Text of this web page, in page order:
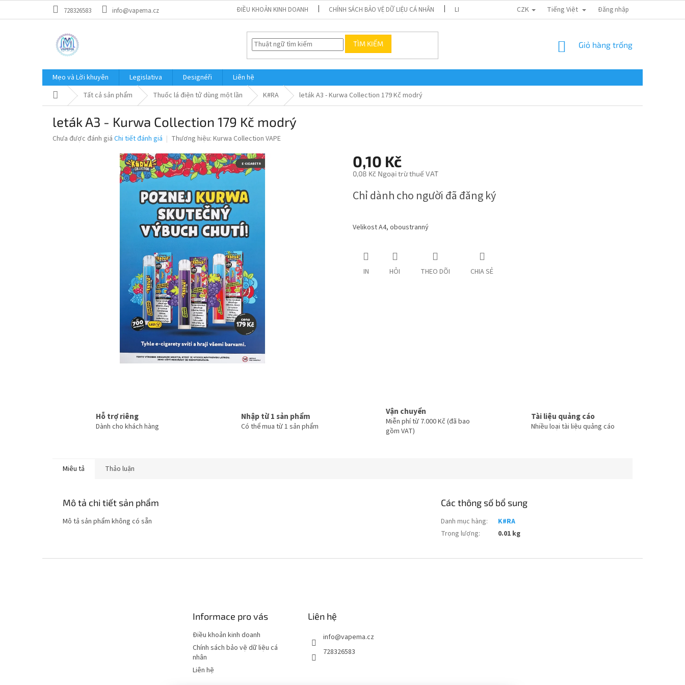
728326583 info@vapema.cz ĐIỀU KHOẢN KINH DOANH CHÍNH SÁCH BẢO VỆ DỮ LIỆU CÁ NHÂN LIÊN HỆ CZK Tiếng Việt Đăng nhập
TÌM KIẾM
GIỎ
Giỏ hàng trống
Mẹo và Lời khuyên Legislativa Designéři
Liên hệ
Trang
chủ
Tất cả sản phẩm Thuốc lá điện tử dùng một lần K#RA leták A3 - Kurwa Collection 179 Kč modrý
leták A3 - Kurwa Collection 179 Kč modrý
Đánh
Chưa được đánh giá Chi tiết đánh giá Thương hiệu: Kurwa Collection VAPE
0,10 Kč
0,08 Kč Ngoại trừ thuế VAT
đo
Chỉ dành cho người đã đăng ký
Velikost A4, oboustranný
IN HỎI THEO DÕI CHIA SẺ
Hỗ trợ riêng
Dành cho khách hàng
Nhập từ 1 sản phẩm
Có thể mua từ 1 sản phẩm
Vận chuyển
Miễn phí từ 7.000 Kč (đã bao
gồm VAT)
Tài liệu quảng cáo
Nhiều loại tài liệu quảng cáo
Miêu tả Thảo luận
Mô tả chi tiết sản phẩm
Mô tả sản phẩm không có sẵn
Các thông số bổ sung
Danh mục hàng:
K#RA
Trọng lượng: 0.01 kg
Informace pro vás
Điều khoản kinh doanh
Chính sách bảo vệ dữ liệu cá
nhân
Liên hệ
Liên hệ
info@vapema.cz
728326583